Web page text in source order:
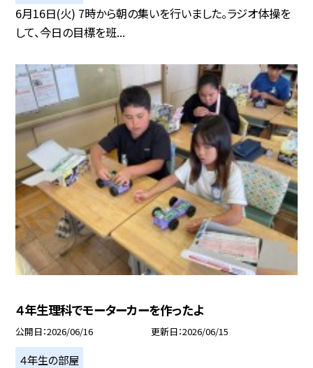
6月16日(火) 7時から朝の集いを行いました。ラジオ体操を
して、今日の目標を班...
４年生理科でモーターカーを作ったよ
公開日 2026/06/16 更新日 2026/06/15
４年生の部屋